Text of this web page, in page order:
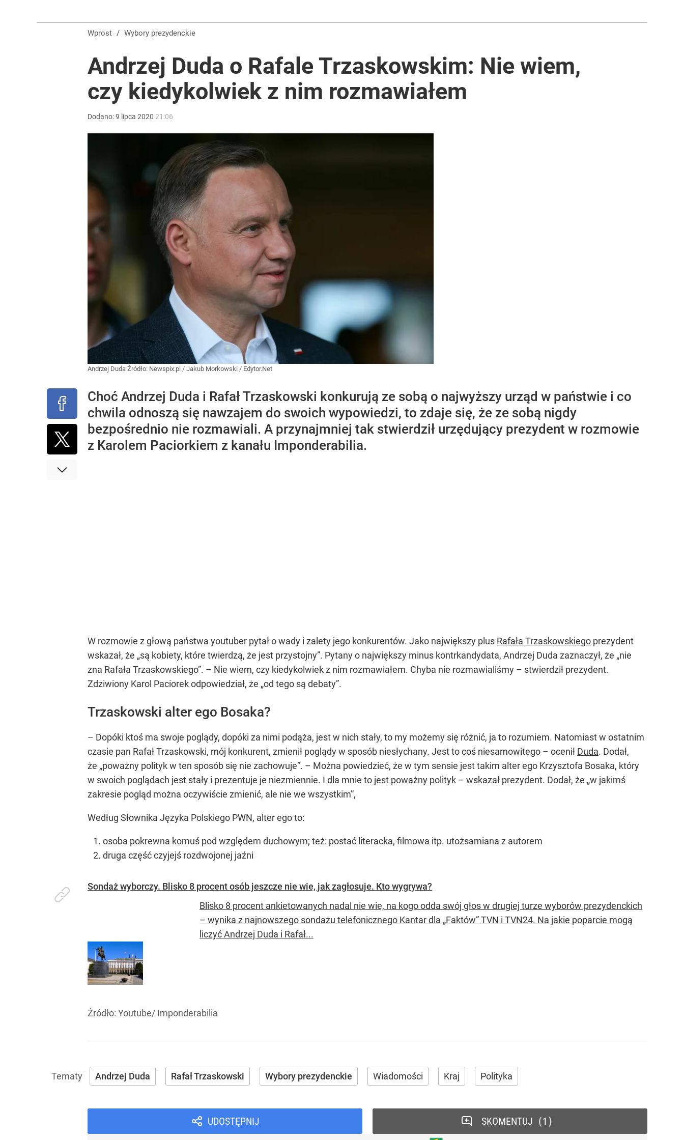
Wprost / Wybory prezydenckie
Andrzej Duda o Rafale Trzaskowskim: Nie wiem,
czy kiedykolwiek z nim rozmawiałem
Dodano:9 lipca 2020 21:06
Andrzej Duda Źródło: Newspix.pl / Jakub Morkowski / Edytor.Net
Choć Andrzej Duda i Rafał Trzaskowski konkurują ze sobą o najwyższy urząd w państwie i co
chwila odnoszą się nawzajem do swoich wypowiedzi, to zdaje się, że ze sobą nigdy
bezpośrednio nie rozmawiali. A przynajmniej tak stwierdził urzędujący prezydent w rozmowie
z Karolem Paciorkiem z kanału Imponderabilia.
W rozmowie z głową państwa youtuber pytał o wady i zalety jego konkurentów. Jako największy plus Rafała Trzaskowskiego prezydent
wskazał, że „są kobiety, które twierdzą, że jest przystojny”. Pytany o największy minus kontrkandydata, Andrzej Duda zaznaczył, że „nie
zna Rafała Trzaskowskiego”. – Nie wiem, czy kiedykolwiek z nim rozmawiałem. Chyba nie rozmawialiśmy – stwierdził prezydent.
Zdziwiony Karol Paciorek odpowiedział, że „od tego są debaty”.
Trzaskowski alter ego Bosaka?
– Dopóki ktoś ma swoje poglądy, dopóki za nimi podąża, jest w nich stały, to my możemy się różnić, ja to rozumiem. Natomiast w ostatnim
czasie pan Rafał Trzaskowski, mój konkurent, zmienił poglądy w sposób niesłychany. Jest to coś niesamowitego – ocenił Duda. Dodał,
że „poważny polityk w ten sposób się nie zachowuje”. – Można powiedzieć, że w tym sensie jest takim alter ego Krzysztofa Bosaka, który
w swoich poglądach jest stały i prezentuje je niezmiennie. I dla mnie to jest poważny polityk – wskazał prezydent. Dodał, że „w jakimś
zakresie pogląd można oczywiście zmienić, ale nie we wszystkim”,
Według Słownika Języka Polskiego PWN, alter ego to:
osoba pokrewna komuś pod względem duchowym; też: postać literacka, filmowa itp. utożsamiana z autorem
druga część czyjejś rozdwojonej jaźni
Sondaż wyborczy. Blisko 8 procent osób jeszcze nie wie, jak zagłosuje. Kto wygrywa?
Blisko 8 procent ankietowanych nadal nie wie, na kogo odda swój głos w drugiej turze wyborów prezydenckich
– wynika z najnowszego sondażu telefonicznego Kantar dla „Faktów” TVN i TVN24. Na jakie poparcie mogą
liczyć Andrzej Duda i Rafał...
Źródło: Youtube/ Imponderabilia
Andrzej Duda Rafał Trzaskowski Wybory prezydenckie Wiadomości Kraj Polityka
UDOSTĘPNIJ SKOMENTUJ 1